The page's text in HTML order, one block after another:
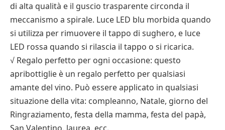
di alta qualità e il guscio trasparente circonda il
meccanismo a spirale. Luce LED blu morbida quando
si utilizza per rimuovere il tappo di sughero, e luce
LED rossa quando si rilascia il tappo o si ricarica.
√ Regalo perfetto per ogni occasione: questo
apribottiglie è un regalo perfetto per qualsiasi
amante del vino. Può essere applicato in qualsiasi
situazione della vita: compleanno, Natale, giorno del
Ringraziamento, festa della mamma, festa del papà,